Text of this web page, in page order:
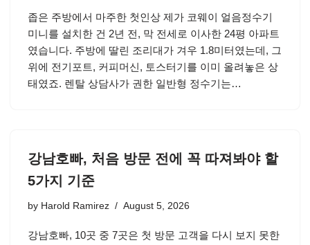
좁은 주방에서 마주한 첫인상 제가 코웨이 얼음정수기
미니를 설치한 건 2년 전, 막 전세로 이사한 24평 아파트
였습니다. 주방에 딸린 조리대가 겨우 1.8미터였는데, 그
위에 전기포트, 커피머신, 토스터기를 이미 올려놓은 상
태였죠. 렌탈 상담사가 권한 일반형 정수기는…
강남호빠, 처음 방문 전에 꼭 따져봐야 할
5가지 기준
by Harold Ramirez August 5, 2026
강남호빠, 10곳 중 7곳은 첫 방문 고객을 다시 보지 못한